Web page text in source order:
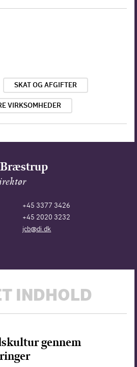
SKAT OG AFGIFTER
VIRKSOMHEDER
Bræstrup
+45 3377 3426
+45 2020 3232
jcb@di.dk
INDHOLD
gennem